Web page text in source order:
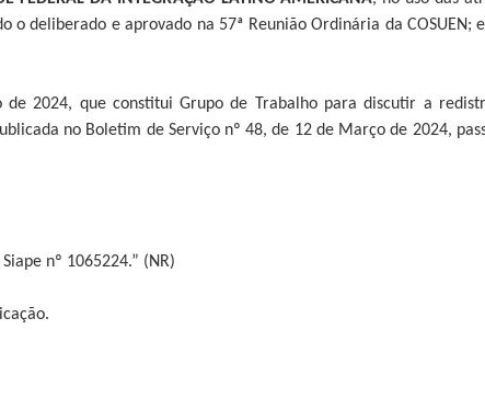
o deliberado e aprovado na 57ª Reunião Ordinária da COSUEN;
2024, que constitui Grupo de Trabalho para discutir a
no Boletim de Serviço nº 48, de 12 de Março de 2024,
nº 1065224.” (NR)